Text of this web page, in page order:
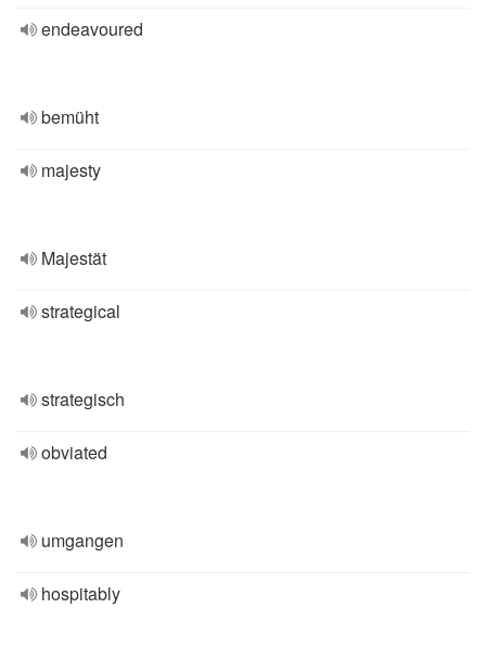
endeavoured
bemüht
majesty
Majestät
strategical
strategisch
obviated
umgangen
hospitably